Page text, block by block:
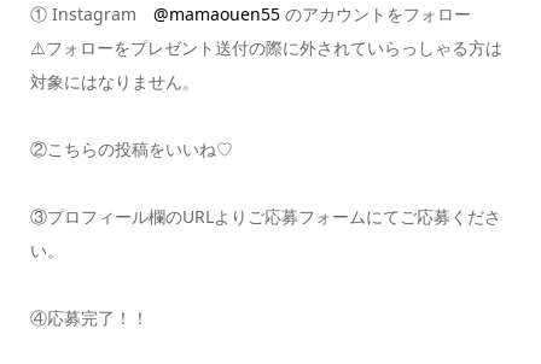
① Instagram @mamaouen55のアカウントをフォロー
⚠️フォローをプレゼント送付の際に外されていらっしゃる方は
対象にはなりません。
②こちらの投稿をいいね♡
③プロフィール欄のURLよりご応募フォームにてご応募くださ
い。
④応募完了！！